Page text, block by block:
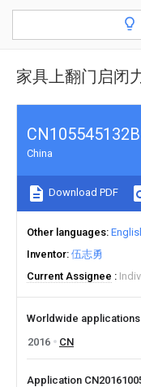
家具上翻门启闭
CN105545132B
China
Download PDF
Other languages
Inventor 伍志勇
Current Assignee
Worldwide applications
2016
CN
Application